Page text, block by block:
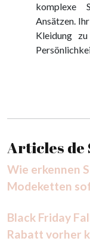
komplexe
Ansätzen.
Kleidung
Articles de
Wie erkennen
Modeketten
Black Friday
Rabatt vorher